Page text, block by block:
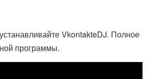
VkontakteDJ. Полное
программы.